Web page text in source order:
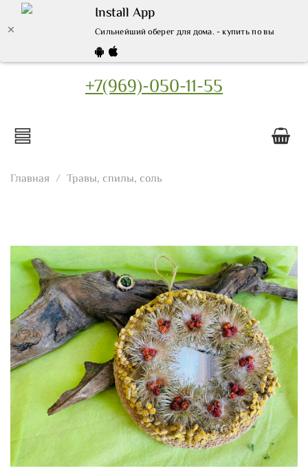
Install App
Сильнейший оберег для дома. - купить по
+7(969)-050-11-55
Главная Травы, спилы, соль